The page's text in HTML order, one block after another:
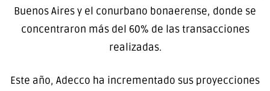
Buenos Aires y el conurbano bonaerense, donde se
concentraron más del 60% de las transacciones
realizadas.
Este año, Adecco ha incrementado sus proyecciones